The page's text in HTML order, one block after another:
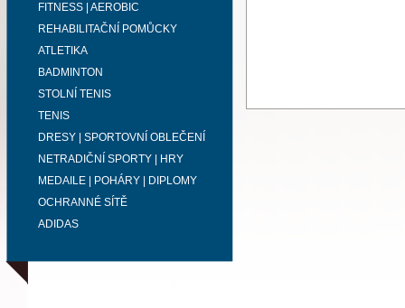
FITNESS | AEROBIC
REHABILITAČNÍ POMŮCKY
ATLETIKA
BADMINTON
STOLNÍ TENIS
TENIS
DRESY | SPORTOVNÍ OBLEČENÍ
NETRADIČNÍ SPORTY | HRY
MEDAILE | POHÁRY | DIPLOMY
OCHRANNÉ SÍTĚ
ADIDAS